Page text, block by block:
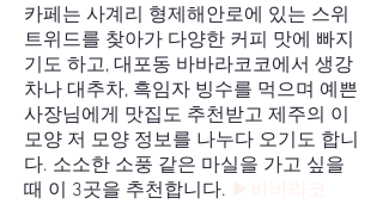
카페는 사계리 형제해안로에 있는 스위
트위드를 찾아가 다양한 커피 맛에 빠지
기도 하고, 대포동 바바라코코에서 생강
차나 대추차, 흑임자 빙수를 먹으며 예쁜
사장님에게 맛집도 추천받고 제주의 이
모양 저 모양 정보를 나누다 오기도 합니
다. 소소한 소풍 같은 마실을 가고 싶을
때 이 3곳을 추천합니다.